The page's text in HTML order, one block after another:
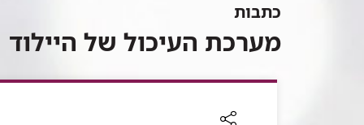
כתבות
מערכת העיכול של היילוד